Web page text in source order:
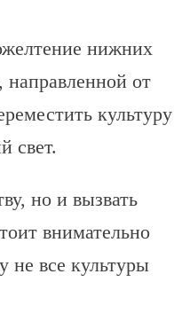
нижних
направленной от
культуру
свет.
но и вызвать
внимательно
не все культуры